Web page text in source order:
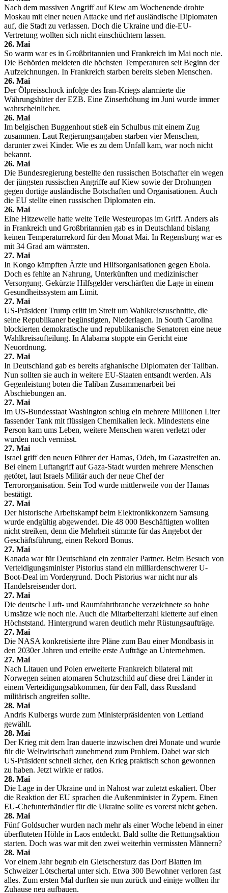
Nach dem massiven Angriff auf Kiew am Wochenende drohte
Moskau mit einer neuen Attacke und rief ausländische Diplomaten
auf, die Stadt zu verlassen. Doch die Ukraine und die-EU-
Vertretung wollten sich nicht einschüchtern lassen.
26. Mai
So warm war es in Großbritannien und Frankreich im Mai noch nie.
Die Behörden meldeten die höchsten Temperaturen seit Beginn der
Aufzeichnungen. In Frankreich starben bereits sieben Menschen.
26. Mai
Der Ölpreisschock infolge des Iran-Kriegs alarmierte die
Währungshüter der EZB. Eine Zinserhöhung im Juni wurde immer
wahrscheinlicher.
26. Mai
Im belgischen Buggenhout stieß ein Schulbus mit einem Zug
zusammen. Laut Regierungsangaben starben vier Menschen,
darunter zwei Kinder. Wie es zu dem Unfall kam, war noch nicht
bekannt.
26. Mai
Die Bundesregierung bestellte den russischen Botschafter ein wegen
der jüngsten russischen Angriffe auf Kiew sowie der Drohungen
gegen dortige ausländische Botschaften und Organisationen. Auch
die EU stellte einen russischen Diplomaten ein.
26. Mai
Eine Hitzewelle hatte weite Teile Westeuropas im Griff. Anders als
in Frankreich und Großbritannien gab es in Deutschland bislang
keinen Temperaturrekord für den Monat Mai. In Regensburg war es
mit 34 Grad am wärmsten.
27. Mai
In Kongo kämpften Ärzte und Hilfsorganisationen gegen Ebola.
Doch es fehlte an Nahrung, Unterkünften und medizinischer
Versorgung. Gekürzte Hilfsgelder verschärften die Lage in einem
Gesundheitssystem am Limit.
27. Mai
US-Präsident Trump erlitt im Streit um Wahlkreiszuschnitte, die
seine Republikaner begünstigten, Niederlagen. In South Carolina
blockierten demokratische und republikanische Senatoren eine neue
Wahlkreisaufteilung. In Alabama stoppte ein Gericht eine
Neuordnung.
27. Mai
In Deutschland gab es bereits afghanische Diplomaten der Taliban.
Nun sollten sie auch in weitere EU-Staaten entsandt werden. Als
Gegenleistung boten die Taliban Zusammenarbeit bei
Abschiebungen an.
27. Mai
Im US-Bundesstaat Washington schlug ein mehrere Millionen Liter
fassender Tank mit flüssigen Chemikalien leck. Mindestens eine
Person kam ums Leben, weitere Menschen waren verletzt oder
wurden noch vermisst.
27. Mai
Israel griff den neuen Führer der Hamas, Odeh, im Gazastreifen an.
Bei einem Luftangriff auf Gaza-Stadt wurden mehrere Menschen
getötet, laut Israels Militär auch der neue Chef der
Terrororganisation. Sein Tod wurde mittlerweile von der Hamas
bestätigt.
27. Mai
Der historische Arbeitskampf beim Elektronikkonzern Samsung
wurde endgültig abgewendet. Die 48 000 Beschäftigten wollten
nicht streiken, denn die Mehrheit stimmte für das Angebot der
Geschäftsführung, einen Rekord Bonus.
27. Mai
Kanada war für Deutschland ein zentraler Partner. Beim Besuch von
Verteidigungsminister Pistorius stand ein milliardenschwerer U-
Boot-Deal im Vordergrund. Doch Pistorius war nicht nur als
Handelsreisender dort.
27. Mai
Die deutsche Luft- und Raumfahrtbranche verzeichnete so hohe
Umsätze wie noch nie. Auch die Mitarbeiterzahl kletterte auf einen
Höchststand. Hintergrund waren deutlich mehr Rüstungsaufträge.
27. Mai
Die NASA konkretisierte ihre Pläne zum Bau einer Mondbasis in
den 2030er Jahren und erteilte erste Aufträge an Unternehmen.
27. Mai
Nach Litauen und Polen erweiterte Frankreich bilateral mit
Norwegen seinen atomaren Schutzschild auf diese drei Länder in
einem Verteidigungsabkommen, für den Fall, dass Russland
militärisch angreifen sollte.
28. Mai
Andris Kulbergs wurde zum Ministerpräsidenten von Lettland
gewählt.
28. Mai
Der Krieg mit dem Iran dauerte inzwischen drei Monate und wurde
für die Weltwirtschaft zunehmend zum Problem. Dabei war sich
US-Präsident schnell sicher, den Krieg praktisch schon gewonnen
zu haben. Jetzt wirkte er ratlos.
28. Mai
Die Lage in der Ukraine und in Nahost war zuletzt eskaliert. Über
die Reaktion der EU sprachen die Außenminister in Zypern. Einen
EU-Chefunterhändler für die Ukraine sollte es vorerst nicht geben.
28. Mai
Fünf Goldsucher wurden nach mehr als einer Woche lebend in einer
überfluteten Höhle in Laos entdeckt. Bald sollte die Rettungsaktion
starten. Doch was war mit den zwei weiterhin vermissten Männern?
28. Mai
Vor einem Jahr begrub ein Gletschersturz das Dorf Blatten im
Schweizer Lötschertal unter sich. Etwa 300 Bewohner verloren fast
alles. Zum ersten Mal durften sie nun zurück und einige wollten ihr
Zuhause neu aufbauen.